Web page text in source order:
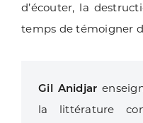
d’écouter, la
temps de témoigner
Gil Anidjar
la littérature